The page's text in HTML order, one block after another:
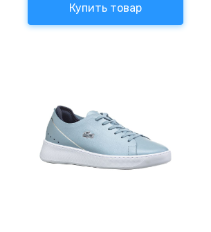
Купить товар